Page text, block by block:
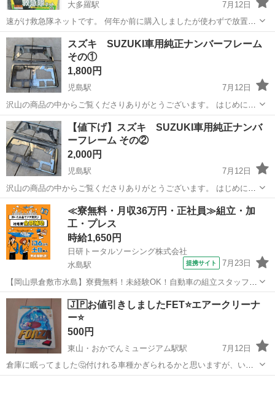
大多羅駅
7月12日
速がけ救急隊ネットです。 何年か前に購入しましたが使わずで放置し
てて自分には必要無いかなぁ。と思い出品する事にしました。 は傷ん
でますが中身は新品未使用です。 取扱説明書も未開封です。 検討よろ
しくお願いします 他にも出品し...
岡山 岡山市 大多羅駅 外装、車外用品 救急隊
スズキ SUZUKI車用純正ナンバーフレーム
その①
1,800円
児島駅
7月12日
沢山の商品の中からご覧くださりありがとうございます。 はじめに、
プロフィールを全く読まずに定型文を送ってこられる方がとても多い
です💦 ちゃんと読んでいただいた上でお問い合わせください。 読んで
ない方であろうと思われる方は問...
岡山 倉敷市 児島駅 外装、車外用品 フレーム
【値下げ】スズキ SUZUKI車用純正ナンバ
ーフレーム その②
2,000円
児島駅
7月12日
沢山の商品の中からご覧くださりありがとうございます。 はじめに、
プロフィールを全く読まずに定型文を送ってこられる方がとても多い
です💦 ちゃんと読んでいただいた上でお問い合わせください。 読んで
ない方であろうと思われる方は問...
岡山 倉敷市 児島駅 外装、車外用品 フレーム
≪寮無料・月収36万円・正社員≫組立・加
工・プレス
時給1,650円
日研トータルソーシング株式会社
水島駅
提携サイト 7月23日
【岡山県倉敷市水島】寮費無料！未経験OK！自動車の組立スタッフ
《お仕事No.NS0089》 お仕事について 車の組立作業です。専用レール
に乗って流れてくる車の骨組みに、車内外の各部品・ハンドル・足回
り・ドア・シートなどの各...
岡山 倉敷市 水島駅 その他
🇯🇵お値引きしましたFET⭐エアークリーナ
ー⭐
500円
東山・おかでんミュージアム駅駅
7月12日
倉庫に眠ってました🤔付けれる車種かぎられるかと思いますが、いか
がですか？使用したけいせきはありませんが古い物なのでご理解宜し